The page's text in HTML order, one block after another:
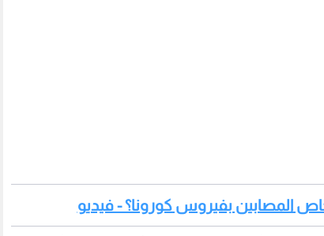
المصابين بفيروس كورونا؟ - فيديو